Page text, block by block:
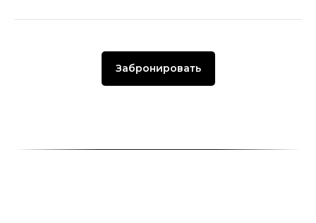
Забронировать